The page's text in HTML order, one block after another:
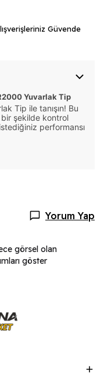
Güvende
Yuvarlak Tip
Tip ile tanışın! Bu
bir şekilde kontrol
performansı
Yorum Yap
görsel olan
göster